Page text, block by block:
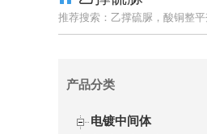
推荐搜索：乙撑硫脲，酸铜整
产品分类
电镀中间体